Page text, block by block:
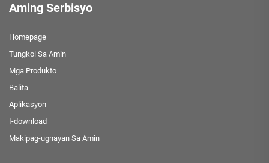
Aming Serbisyo
Homepage
Tungkol Sa Amin
Mga Produkto
Balita
Aplikasyon
I-download
Makipag-ugnayan Sa Amin